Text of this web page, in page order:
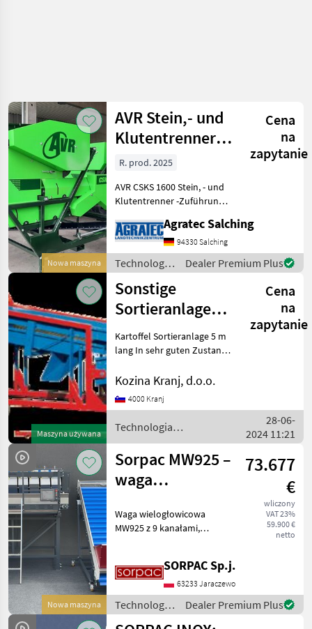
Nowa maszyna
AVR Stein,- und
Klutentrenner
CSKS 1600
Cena
na
zapytanie
R. prod. 2025
AVR CSKS 1600 Stein, - und
Klutentrenner -Zuführung
beschichten Stäben -
Elektro Antrieb -2x 160cm
Rollen,
Doppelrollensystem mit
gewickeltem Weichg
Agratec Salching
94330 Salching
Technologia
ziemniaczana
/ AVR
Dealer Premium Plus
Maszyna używana
Sonstige
Sortieranlage
Kozina SK
Cena
na
zapytanie
Kartoffel Sortieranlage 5 m
lang In sehr guten Zustand
Technologia ziemniaczana
przechowywania
obróbki
Kozina Kranj, d.o.o.
4000 Kranj
Technologia
ziemniaczana / Sonstige
28-06-
2024 11:21
Nowa maszyna
Sorpac MW925 –
waga
73.677
€
wliczony
VAT 23%
59.900 €
netto
Waga wielogłowicowa
MW925 z 9 kanałami,
(nowy model w naszej
ofercie) MW925 to waga
wielogłowicowa
przeznaczona do
porcjowan
SORPAC Sp.j.
63233 Jaraczewo
Technologia
ziemniaczana
Dealer Premium Plus